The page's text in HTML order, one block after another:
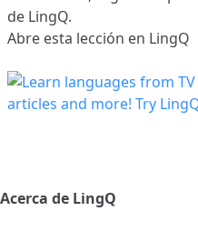
de LingQ.
Abre esta lección en LingQ
Acerca de LingQ